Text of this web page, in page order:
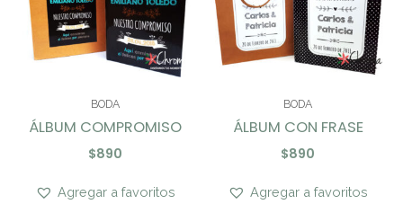
BODA
ÁLBUM COMPROMISO
$890
Agregar a favoritos
BODA
ÁLBUM CON FRASE
$890
Agregar a favoritos